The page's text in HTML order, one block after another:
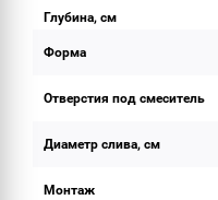
Глубина, см
Форма
Отверстия под смеситель
Диаметр слива, см
Монтаж